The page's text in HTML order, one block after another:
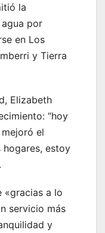
la
por
en Los
y Tierra
Elizabeth
“hoy
el
hogares, estoy
«gracias a lo
servicio más
y